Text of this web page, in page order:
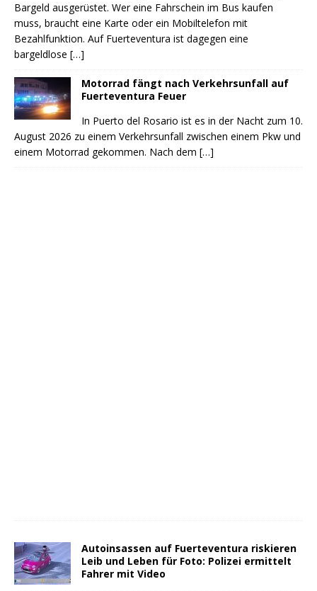
Bargeld ausgerüstet. Wer eine Fahrschein im Bus kaufen
muss, braucht eine Karte oder ein Mobiltelefon mit
Bezahlfunktion. Auf Fuerteventura ist dagegen eine
bargeldlose […]
Motorrad fängt nach Verkehrsunfall auf
Fuerteventura Feuer
In Puerto del Rosario ist es in der Nacht zum 10.
August 2026 zu einem Verkehrsunfall zwischen einem Pkw und
einem Motorrad gekommen. Nach dem […]
Autoinsassen auf Fuerteventura riskieren
Leib und Leben für Foto: Polizei ermittelt
Fahrer mit Video